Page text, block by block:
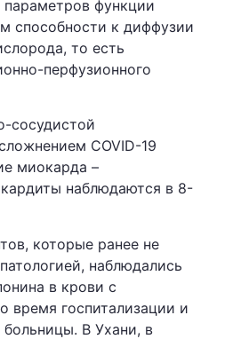
функции
способности к диффузии
то есть
перфузионного
сосудистой
COVID-19
миокарда –
наблюдаются в 8-
которые ранее не
наблюдались
в крови с
время госпитализации и
В Ухани, в